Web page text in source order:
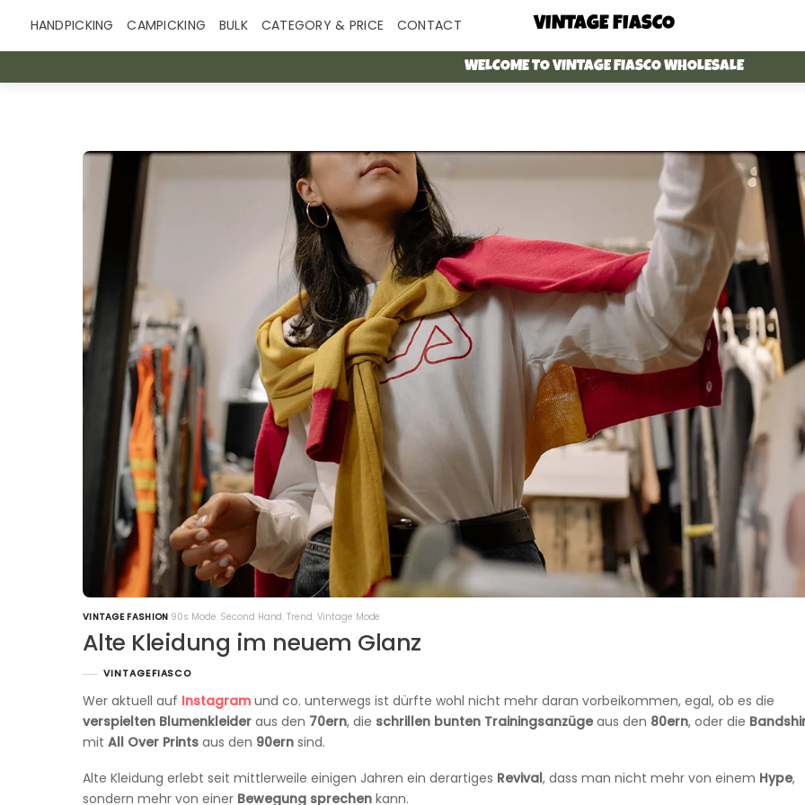
content
VINTAGE FIASCO
HANDPICKING CAMPICKING BULK CATEGORY & PRICE CONTACT
WELCOME TO VINTAGE FIASCO WHOLESALE
VINTAGE FASHION 90s Mode Second Hand Trend Vintage Mode
Alte Kleidung im neuem Glanz
VINTAGEFIASCO
Wer aktuell auf Instagram und co. unterwegs ist dürfte wohl nicht mehr daran vorbeikommen, egal, ob es die
verspielten Blumenkleider aus den 70ern, die schrillen bunten Trainingsanzügeaus den 80ern, oder die
mit All Over Prints aus den 90ern sind.
Alte Kleidung erlebt seit mittlerweile einigen Jahren ein derartiges Revival, dass man nicht mehr von einem Hype,
sondern mehr von einer Bewegung sprechen kann.